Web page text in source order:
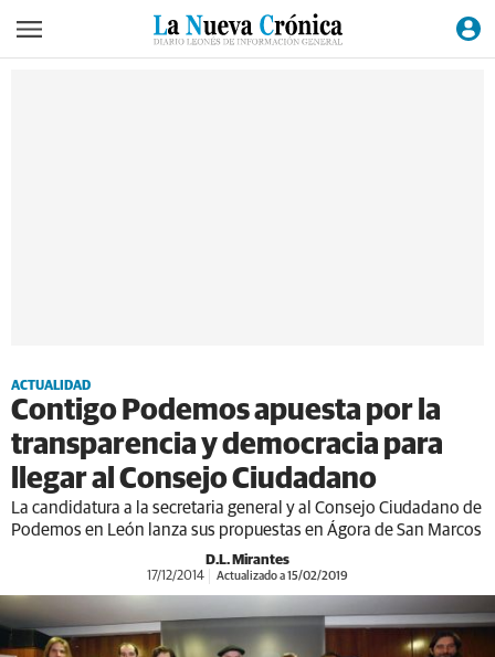
ACTUALIDAD
Contigo Podemos apuesta por la
transparencia y democracia para
llegar al Consejo Ciudadano
La candidatura a la secretaria general y al Consejo Ciudadano de
Podemos en León lanza sus propuestas en Ágora de San Marcos
D.L. Mirantes
17/12/2014 Actualizado a 15/02/2019